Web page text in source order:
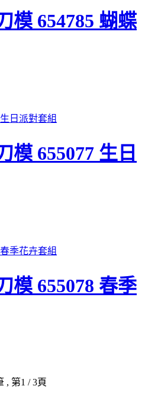
模 654785 蝴蝶
655077 生日
模 655078 春季
, 第1 / 3頁